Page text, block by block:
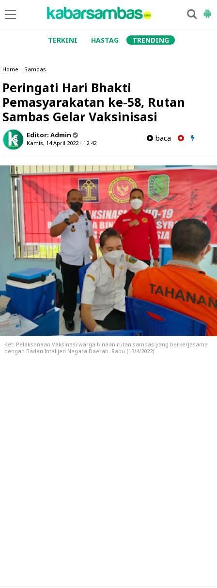
TERKINI HASTAG TRENDING
Home » Sambas
Peringati Hari Bhakti
Pemasyarakatan ke-58, Rutan
Sambas Gelar Vaksinisasi
Editor: Admin
Kamis, 14 April 2022 - 12.42
baca
Ket: Pelaksanaan Vaksinasi warga binaan rutan sambas yang berkerjasama
dengan Badan Intelijen Negara Daerah. Rabu (13/4/2022)